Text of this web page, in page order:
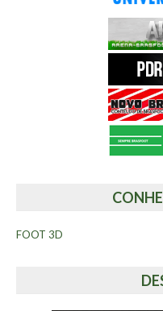
FOOT 3D